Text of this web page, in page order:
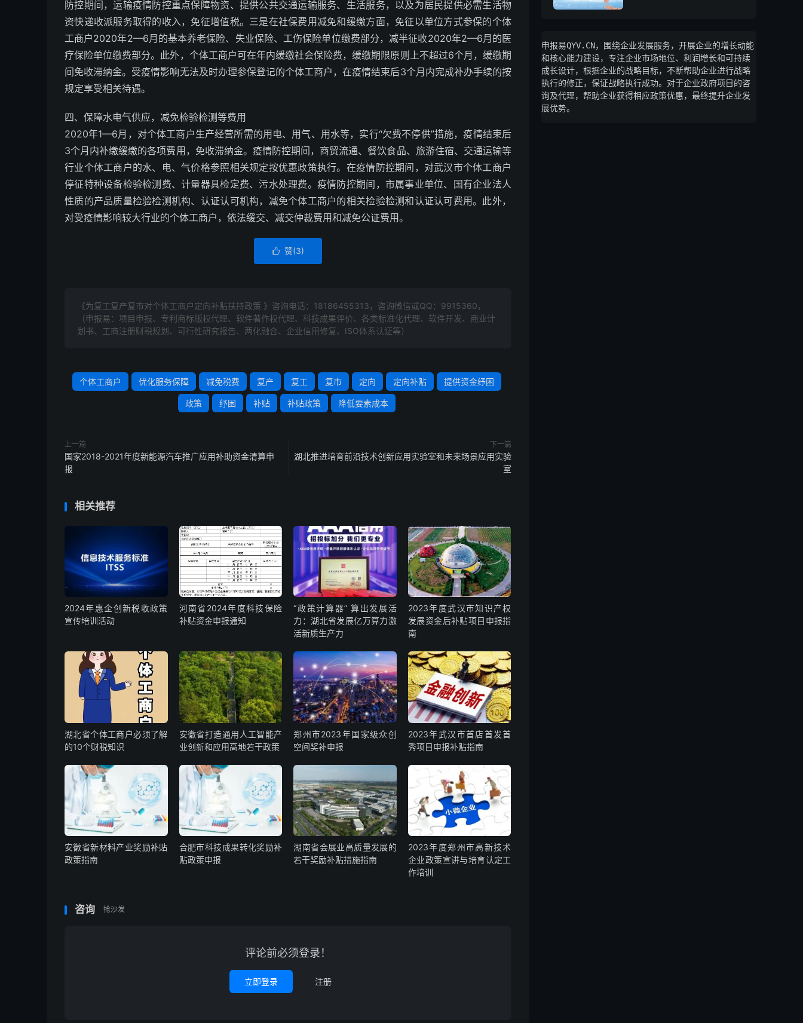
防控期间，运输疫情防控重点保障物资、提供公共交通运输服务、生活服务，以及为居民提供必需生活物
资快递收派服务取得的收入，免征增值税。三是在社保费用减免和缓缴方面，免征以单位方式参保的个体
工商户2020年2—6月的基本养老保险、失业保险、工伤保险单位缴费部分，减半征收2020年2—6月的医
疗保险单位缴费部分。此外，个体工商户可在年内缓缴社会保险费，缓缴期限原则上不超过6个月，缓缴期
间免收滞纳金。受疫情影响无法及时办理参保登记的个体工商户，在疫情结束后3个月内完成补办手续的按
规定享受相关待遇。
四、保障水电气供应，减免检验检测等费用
2020年1—6月，对个体工商户生产经营所需的用电、用气、用水等，实行“欠费不停供”措施，疫情结束后
3个月内补缴缓缴的各项费用，免收滞纳金。疫情防控期间，商贸流通、餐饮食品、旅游住宿、交通运输等
行业个体工商户的水、电、气价格参照相关规定按优惠政策执行。在疫情防控期间，对武汉市个体工商户
停征特种设备检验检测费、计量器具检定费、污水处理费。疫情防控期间，市属事业单位、国有企业法人
性质的产品质量检验检测机构、认证认可机构，减免个体工商户的相关检验检测和认证认可费用。此外，
对受疫情影响较大行业的个体工商户，依法缓交、减交仲裁费用和减免公证费用。
 赞(3)
《为复工复产复市对个体工商户定向补贴扶持政策 》咨询电话： 18186455313 ，咨询微信或QQ：9915360，
（申报易：项目申报、专利商标版权代理、软件著作权代理、科技成果评价、各类标准化代理、软件开发、商业计
划书、工商注册财税规划、可行性研究报告、两化融合、企业信用修复、ISO体系认证等）
个体工商户 优化服务保障 减免税费 复产 复工 复市 定向 定向补贴 提供资金纾困
政策 纾困 补贴 补贴政策 降低要素成本
上一篇
国家2018-2021年度新能源汽车推广应用补助资金清算申
报
下一篇
湖北推进培育前沿技术创新应用实验室和未来场景应用实验
室
相关推荐
2024年惠企创新税收政策
宣传培训活动
河南省2024年度科技保险
补贴资金申报通知
“政策计算器” 算出发展活
力：湖北省发展亿万算力激
活新质生产力
2023年度武汉市知识产权
发展资金后补贴项目申报指
南
湖北省个体工商户必须了解
的10个财税知识
安徽省打造通用人工智能产
业创新和应用高地若干政策
郑州市2023年国家级众创
空间奖补申报
2023年武汉市首店首发首
秀项目申报补贴指南
安徽省新材料产业奖励补贴
政策指南
合肥市科技成果转化奖励补
贴政策申报
湖南省会展业高质量发展的
若干奖励补贴措施指南
2023年度郑州市高新技术
企业政策宣讲与培育认定工
作培训
咨询 抢沙发
评论前必须登录！
立即登录 注册
申报易QYV.CN，围绕企业发展服务，开展企业的增长动能
和核心能力建设，专注企业市场地位、利润增长和可持续
成长设计，根据企业的战略目标，不断帮助企业进行战略
执行的修正，保证战略执行成功。对于企业政府项目的咨
询及代理，帮助企业获得相应政策优惠，最终提升企业发
展优势。